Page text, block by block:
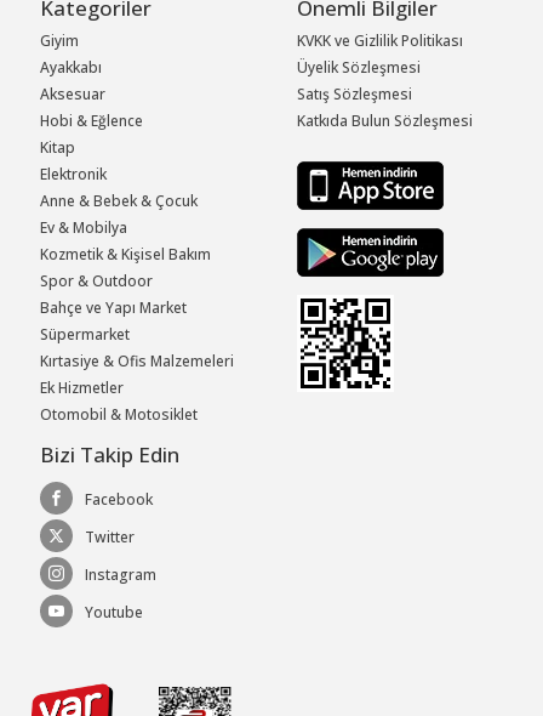
Kategoriler
Giyim
Ayakkabı
Aksesuar
Hobi & Eğlence
Kitap
Elektronik
Anne & Bebek & Çocuk
Ev & Mobilya
Kozmetik & Kişisel Bakım
Spor & Outdoor
Bahçe ve Yapı Market
Süpermarket
Kırtasiye & Ofis Malzemeleri
Ek Hizmetler
Otomobil & Motosiklet
Önemli Bilgiler
KVKK ve Gizlilik Politikası
Üyelik Sözleşmesi
Satış Sözleşmesi
Katkıda Bulun Sözleşmesi
Bizi Takip Edin
Facebook
Twitter
Instagram
Youtube